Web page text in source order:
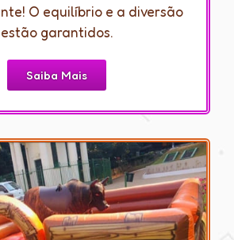
O equilíbrio e a diversão
estão garantidos.
Saiba Mais